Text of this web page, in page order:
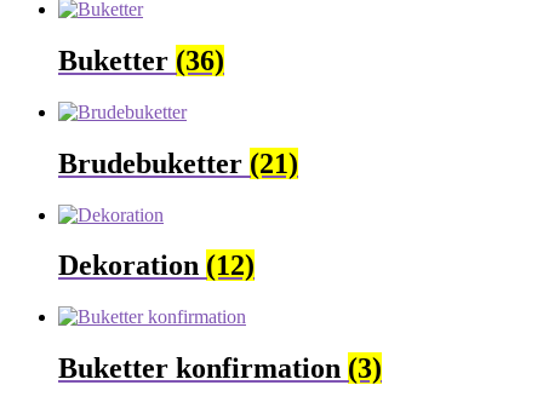
Buketter (36)
Brudebuketter (21)
Dekoration (12)
Buketter konfirmation (3)